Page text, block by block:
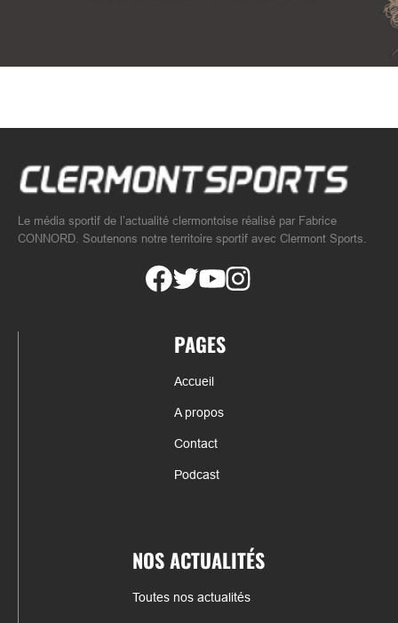
Le média sportif de l’actualité clermontoise réalisé par Fabrice
CONNORD. Soutenons notre territoire sportif avec Clermont Sports.
PAGES
Accueil
A propos
Contact
Podcast
NOS ACTUALITÉS
Toutes nos actualités